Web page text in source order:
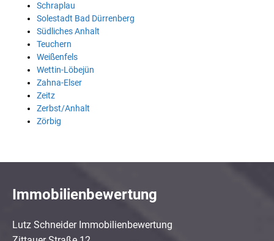
Schraplau
Solestadt Bad Dürrenberg
Südliches Anhalt
Teuchern
Weißenfels
Wettin-Löbejün
Zahna-Elser
Zeitz
Zerbst/Anhalt
Zörbig
Immobilienbewertung
Lutz Schneider Immobilienbewertung